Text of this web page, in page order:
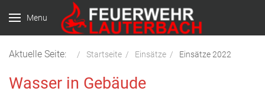
Menu
Aktuelle Seite: Startseite Einsätze Einsätze 2022
Wasser in Gebäude